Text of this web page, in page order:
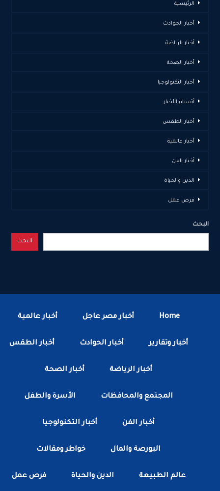
الرئيسية
أخبار الحوادث
أخبار الرياضة
أخبار الصحة
أخبار التكنولوجيا
أقسام الأخبار
أخبار الطقس
أخبار عالمية
أخبار الفن
الدين والحياة
فرص عمل
البحث
البحث
Home أخبار مصر عاجل أخبار عالمية
أخبار وتقارير أخبار الحوادث أخبار الطقس
أخبار الرياضة أخبار الصحة
المجتمع والمحافظات الأسرة والطفل
أخبار الفن أخبار التكنولوجيا
البورصة والمال خواطر ومقالات
عالم الطبيعة الدين والحياة فرص عمل